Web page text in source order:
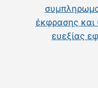
έκφρασης και
ευεξίας